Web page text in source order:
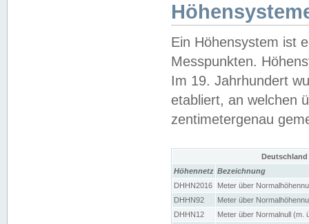
Ein Höhensystem ist
Messpunkten.
Im 19. Jahrhundert
etabliert, an welchen
zentimetergenau
Höhennetz Bezeichnung
DHHN2016
Meter über
DHHN92
Meter über
DHHN12
Meter über Normalnull (m.